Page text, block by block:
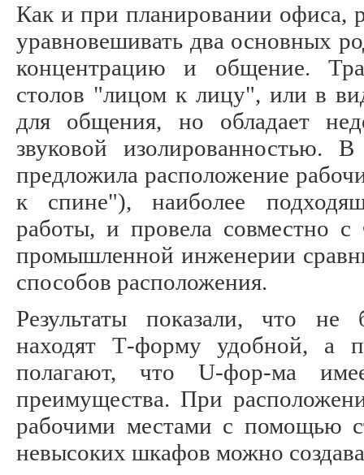
Как и при планировании офиса,
уравновешивать два основных
концентрацию и общение.
столов "лицом к лицу", или в
для общения, но обладает
звуковой изолированностью.
предложила расположение
к спине"), наиболее
работы, и провела совместно с
промышленной инженерии
способов расположения.
Результаты показали, что не
находят Т-форму удобной, а
полагают, что U-фор-ма
преимущества. При
рабочими местами с помощью
невысоких шкафов можно